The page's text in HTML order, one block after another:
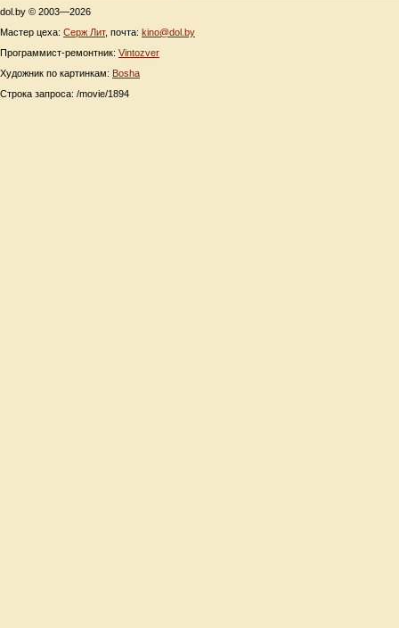
dol.by © 2003—2026
Мастер цеха: Серж Лит, почта: kino@dol.by
Программист-ремонтник: Vintozver
Художник по картинкам: Bosha
Строка запроса: /movie/1894